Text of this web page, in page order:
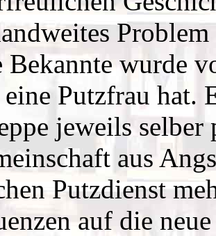
Bekannte wurde
Putzfrau hat.
jeweils
aus
Putzdienst
auf die